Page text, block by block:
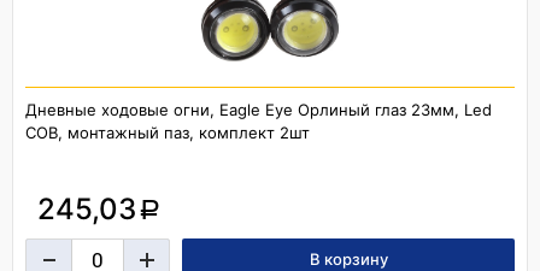
Дневные ходовые огни, Eagle Eye Орлиный глаз 23мм, Led
COB, монтажный паз, комплект 2шт
245,03 a